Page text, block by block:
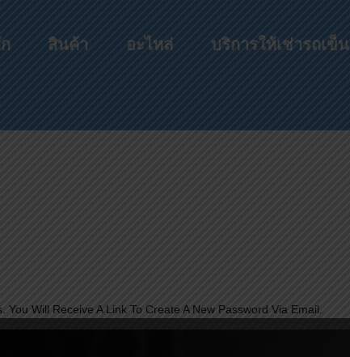
สินค้า อะไหล่ บริการให้เช่ารถเข็น
Will Receive A Link To Create A New Password Via Email.